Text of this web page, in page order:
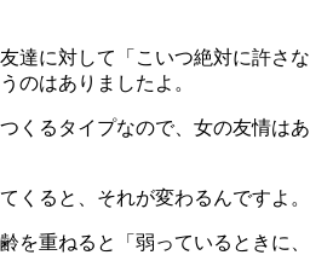
達に対して「こいつ絶対に許さな
のはありましたよ。
くるタイプなので、女の友情はあ
くると、それが変わるんですよ。
を重ねると「弱っているときに、